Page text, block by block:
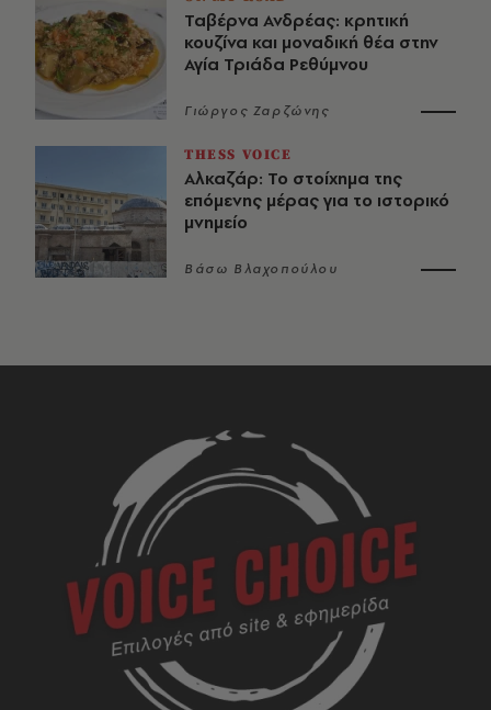
Ταβέρνα Ανδρέας: κρητική
κουζίνα και μοναδική θέα στην
Αγία Τριάδα Ρεθύμνου
Γιώργος Ζαρζώνης
THESS VOICE
Αλκαζάρ: Το στοίχημα της
επόμενης μέρας για το ιστορικό
μνημείο
Βάσω Βλαχοπούλου